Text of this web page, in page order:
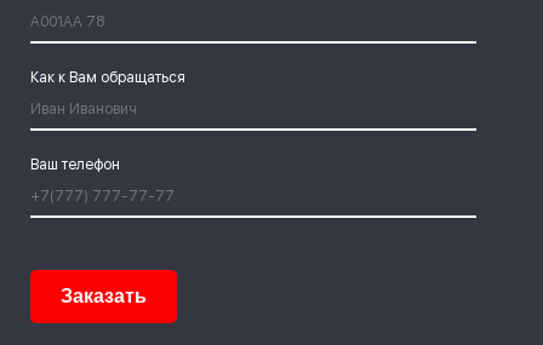
Как к Вам обращаться
Ваш телефон